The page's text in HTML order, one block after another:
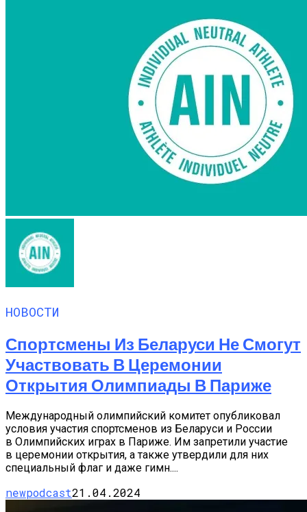
НОВОСТИ
Спортсмены Из Беларуси Не Смогут
Участвовать В Церемонии
Открытия Олимпиады В Париже
Международный олимпийский комитет опубликовал
условия участия спортсменов из Беларуси и России
в Олимпийских играх в Париже. Им запретили участие
в церемонии открытия, а также утвердили для них
специальный флаг и даже гимн....
newpodcast21.04.2024